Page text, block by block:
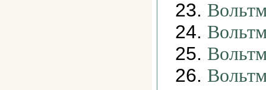
23.
24.
25.
26.